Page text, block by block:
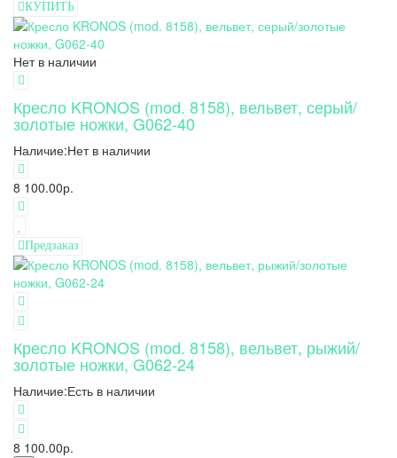
КУПИТЬ
Нет в наличии
Кресло KRONOS (mod. 8158), вельвет, серый/
золотые ножки, G062-40
Наличие:Нет в наличии
8 100.00р.
Предзаказ
Кресло KRONOS (mod. 8158), вельвет, рыжий/
золотые ножки, G062-24
Наличие:Есть в наличии
8 100.00р.